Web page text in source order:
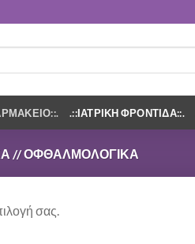
.::ΙΑΤΡΙΚΗ ΦΡΟΝΤΙΔΑ::.
// ΟΦΘΑΛΜΟΛΟΓΙΚΆ
σας.